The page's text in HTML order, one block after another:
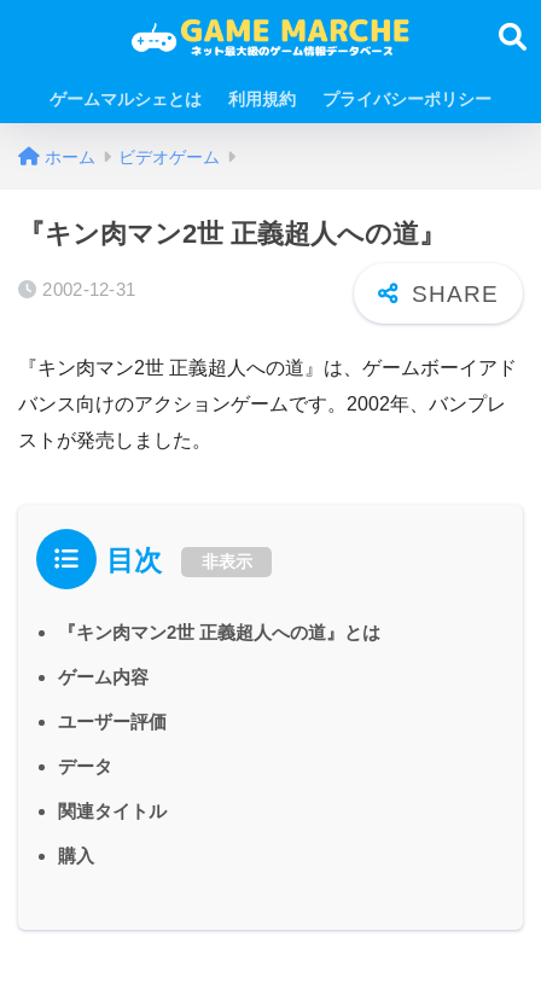
ゲームマルシェとは 利用規約 プライバシーポリシー
ホーム ビデオゲーム
『キン肉マン2世 正義超人への道』
2002-12-31
『キン肉マン2世 正義超人への道』は、ゲームボーイアド
バンス向けのアクションゲームです。2002年、バンプレ
ストが発売しました。
目次 非表示
『キン肉マン2世 正義超人への道』とは
ゲーム内容
ユーザー評価
データ
関連タイトル
購入